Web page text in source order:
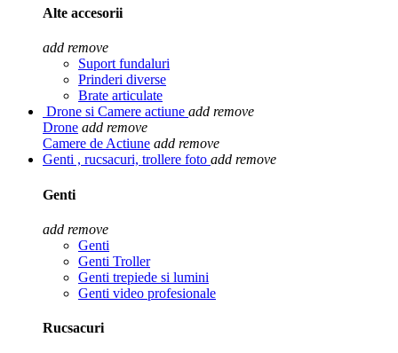
Alte accesorii
add remove
Suport fundaluri
Prinderi diverse
Brate articulate
Drone si Camere actiune add remove
Drone add remove
Camere de Actiune add remove
Genti , rucsacuri, trollere foto add remove
Genti
add remove
Genti
Genti Troller
Genti trepiede si lumini
Genti video profesionale
Rucsacuri